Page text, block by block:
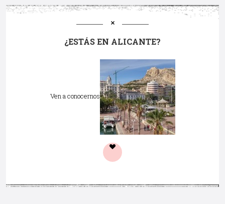
¿ESTÁS EN ALICANTE?
Ven a conocernos